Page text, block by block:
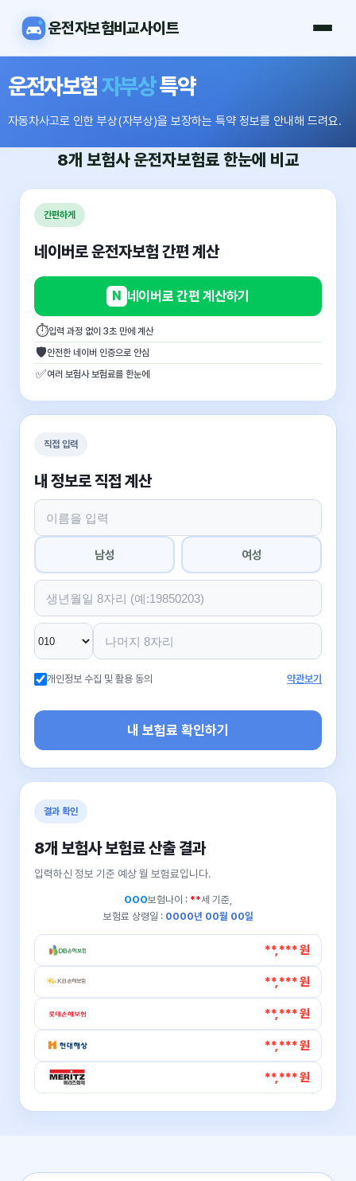
운전자보험비교사이트
운전자보험자부상특약
자동차사고로 인한 부상(자부상)을 보장하는 특약 정보를 안내해 드려요.
8개 보험사운전자보험료 한눈에 비교
간편하게
네이버로 운전자보험 간편 계산
N 네이버로 간편 계산하기
⏱입력 과정 없이 3초 만에 계산
🛡안전한 네이버 인증으로 안심
✅여러 보험사 보험료를 한눈에
직접 입력
내 정보로 직접 계산
남성 여성
개인정보 수집 및 활용 동의 약관보기
내 보험료 확인하기
결과 확인
8개 보험사 보험료 산출 결과
입력하신 정보 기준 예상 월 보험료입니다.
OOO보험나이 : **세 기준,
보험료 상령일 : 0000년 00월 00일
**,*** 원
**,*** 원
**,*** 원
**,*** 원
**,*** 원